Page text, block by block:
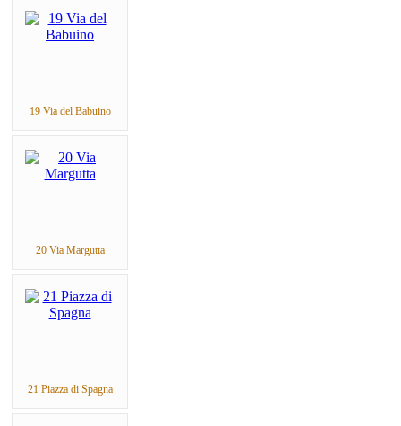
19 Via del Babuino
20 Via Margutta
21 Piazza di Spagna